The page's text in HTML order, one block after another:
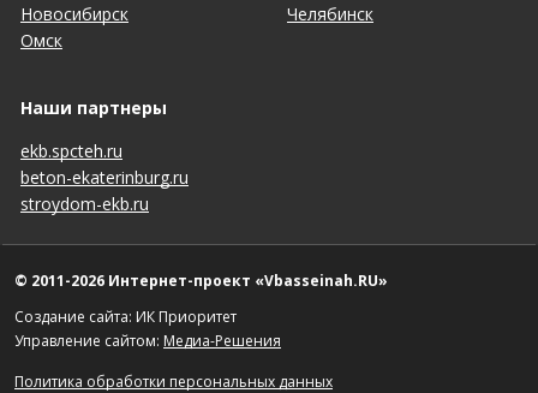
Новосибирск
Омск
Челябинск
Наши партнеры
ekb.spcteh.ru
beton-ekaterinburg.ru
stroydom-ekb.ru
© 2011-2026 Интернет-проект «Vbasseinah.RU»
Создание сайта: ИК Приоритет
Управление сайтом: Медиа-Решения
Политика обработки персональных данных